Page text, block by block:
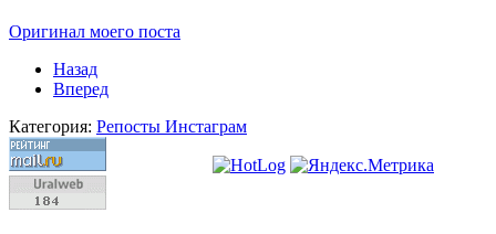
Оригинал моего поста
Назад
Вперед
Категория: Репосты Инстаграм